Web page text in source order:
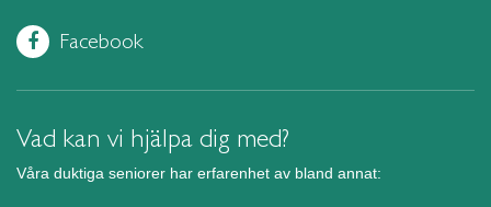
Facebook
Vad kan vi hjälpa dig med?
Våra duktiga seniorer har erfarenhet av bland annat: